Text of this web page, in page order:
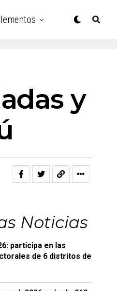
y
Noticias
participa en las
de 6 distritos de